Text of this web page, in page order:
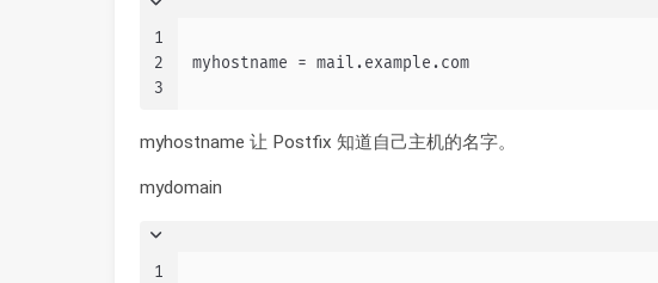
1
2
3
myhostname = mail.example.com
myhostname 让 Postfix 知道自己主机的名字。
mydomain
1